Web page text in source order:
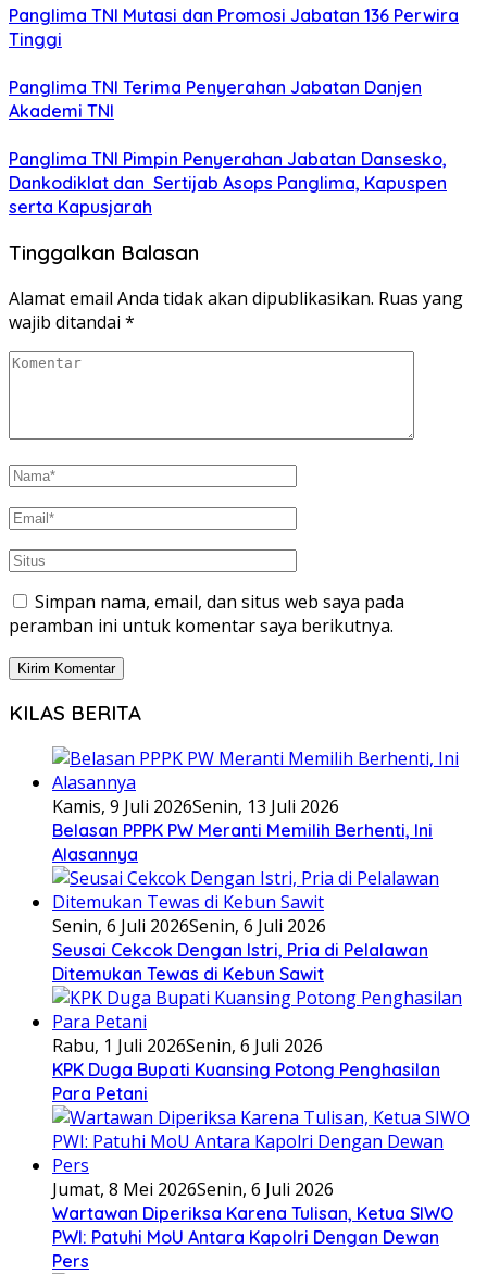
Panglima TNI Mutasi dan Promosi Jabatan 136 Perwira
Tinggi
Panglima TNI Terima Penyerahan Jabatan Danjen
Akademi TNI
Panglima TNI Pimpin Penyerahan Jabatan Dansesko,
Dankodiklat dan Sertijab Asops Panglima, Kapuspen
serta Kapusjarah
Tinggalkan Balasan
Alamat email Anda tidak akan dipublikasikan. Ruas yang
wajib ditandai *
Simpan nama, email, dan situs web saya pada
peramban ini untuk komentar saya berikutnya.
KILAS BERITA
Kamis, 9 Juli 2026Senin, 13 Juli 2026
Belasan PPPK PW Meranti Memilih Berhenti, Ini
Alasannya
Senin, 6 Juli 2026Senin, 6 Juli 2026
Seusai Cekcok Dengan Istri, Pria di Pelalawan
Ditemukan Tewas di Kebun Sawit
Rabu, 1 Juli 2026Senin, 6 Juli 2026
KPK Duga Bupati Kuansing Potong Penghasilan
Para Petani
Jumat, 8 Mei 2026Senin, 6 Juli 2026
Wartawan Diperiksa Karena Tulisan, Ketua SIWO
PWI: Patuhi MoU Antara Kapolri Dengan Dewan
Pers